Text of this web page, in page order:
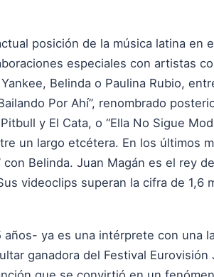
posición de la música latina en
especiales con artistas
Belinda o Paulina Rubio,
Por Ahí”, renombrado
y El Cata, o “Ella No Sigue
un largo etcétera. En los últimos
con Belinda. Juan Magán es el rey
videoclips superan la cifra de 1,6
ya es una intérprete con una
ganadora del Festival